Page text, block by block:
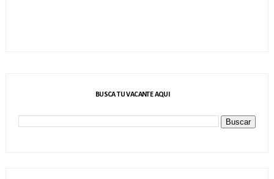
BUSCA TU VACANTE AQUI